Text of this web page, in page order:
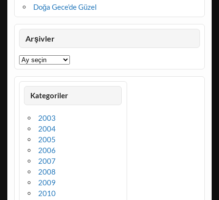
Doğa Gece’de Güzel
Arşivler
Arşivler
Kategoriler
2003
2004
2005
2006
2007
2008
2009
2010